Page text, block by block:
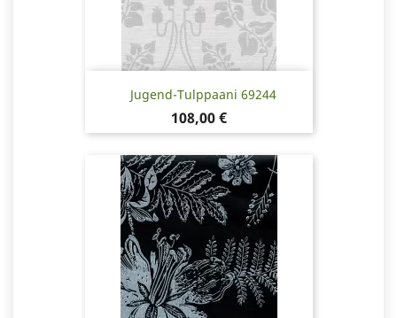
Jugend-Tulppaani 69244
Hinta
108,00 €